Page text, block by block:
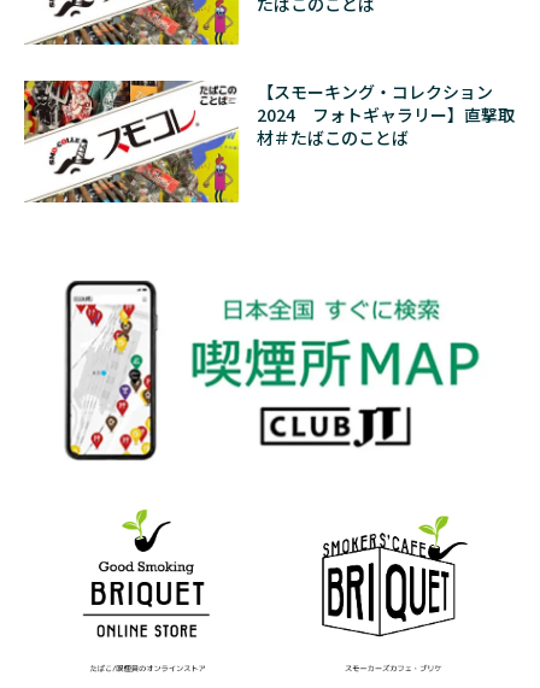
【スモーキング・コレクション
2024 フォトギャラリー】直撃取
材＃たばこのことば